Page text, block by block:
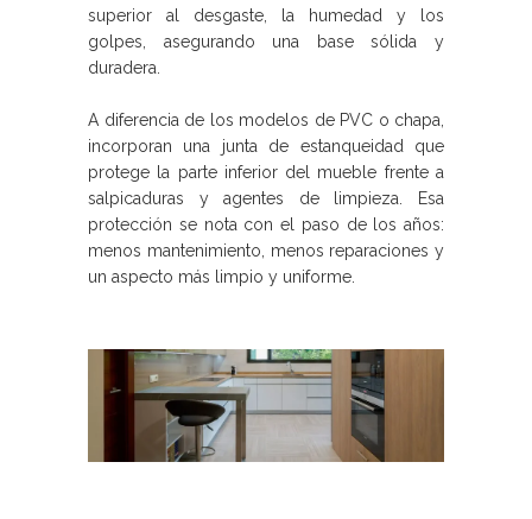
superior al desgaste, la humedad y los
golpes, asegurando una base sólida y
duradera.
A diferencia de los modelos de PVC o chapa,
incorporan una junta de estanqueidad que
protege la parte inferior del mueble frente a
salpicaduras y agentes de limpieza. Esa
protección se nota con el paso de los años:
menos mantenimiento, menos reparaciones y
un aspecto más limpio y uniforme.